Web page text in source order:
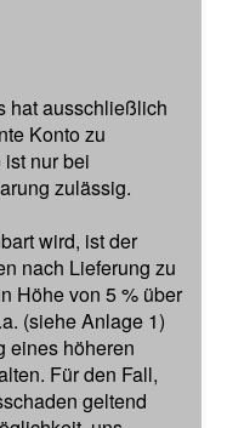
hat ausschließlich
Konto zu
nur bei
zulässig.
wird, ist der
nach Lieferung zu
Höhe von 5 % über
(siehe Anlage 1)
eines höheren
Für den Fall,
geltend